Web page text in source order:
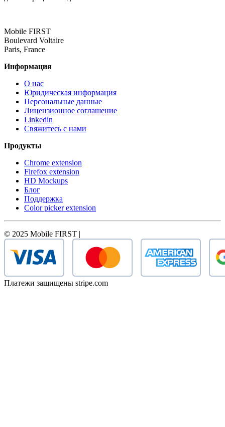
Mobile FIRST
Boulevard Voltaire
Paris, France
Информация
О нас
Юридическая информация
Персональные данные
Лицензионное соглашение
Linkedin
Свяжитесь с нами
Продукты
Chrome extension
Firefox extension
HD Mockups
Блог
Поддержка
Color picker extension
© 2025 Mobile FIRST |
Платежи защищены stripe.com